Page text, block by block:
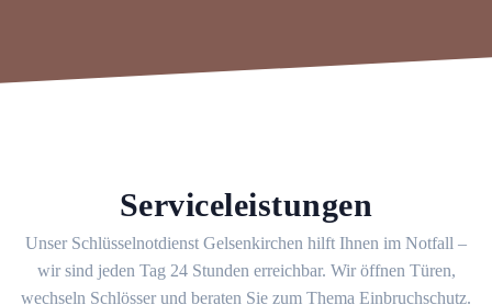
Serviceleistungen
Unser Schlüsselnotdienst Gelsenkirchen hilft Ihnen im Notfall –
wir sind jeden Tag 24 Stunden erreichbar. Wir öffnen Türen,
wechseln Schlösser und beraten Sie zum Thema Einbruchschutz.